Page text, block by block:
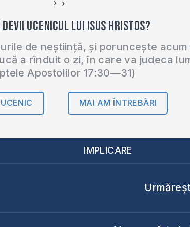
‹ ›
devii ucenicul lui Isus Hristos?
de neștiință, și poruncește
a rînduit o zi, în care va judeca
Apostolilor 17:30—31)
MAI AM ÎNTREBĂRI
IMPLICARE